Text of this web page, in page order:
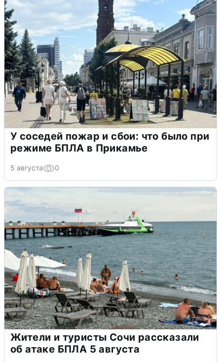
У соседей пожар и сбои: что было при
режиме БПЛА в Прикамье
5 августа 0
Жители и туристы Сочи рассказали
об атаке БПЛА 5 августа